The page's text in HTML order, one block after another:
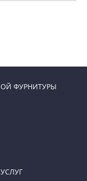
ФУРНИТУРЫ